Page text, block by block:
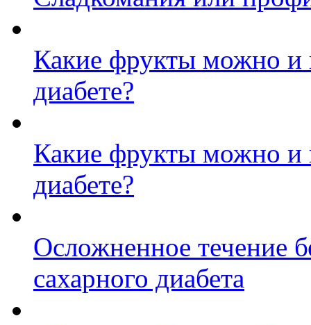
Какие фрукты можно и
диабете?
Какие фрукты можно и
диабете?
Осложненное течение
сахарного диабета